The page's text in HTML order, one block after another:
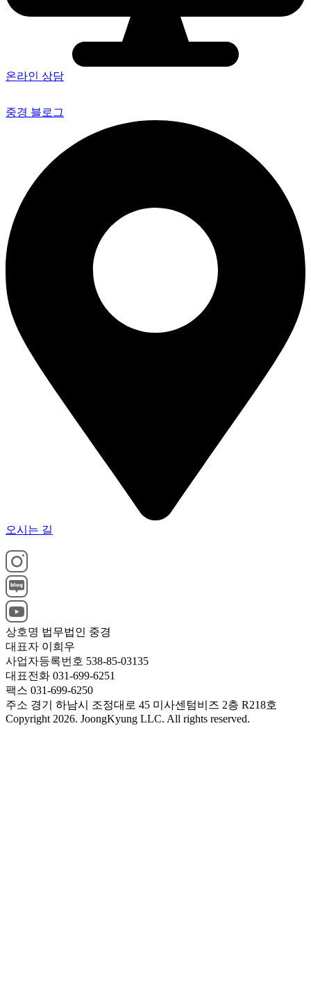
온라인 상담
중경 블로그
오시는 길
상호명 법무법인 중경
대표자 이희우
사업자등록번호 538-85-03135
대표전화 031-699-6251
팩스 031-699-6250
주소 경기 하남시 조정대로 45 미사센텀비즈 2층 R218호
Copyright 2026. JoongKyung LLC. All rights reserved.